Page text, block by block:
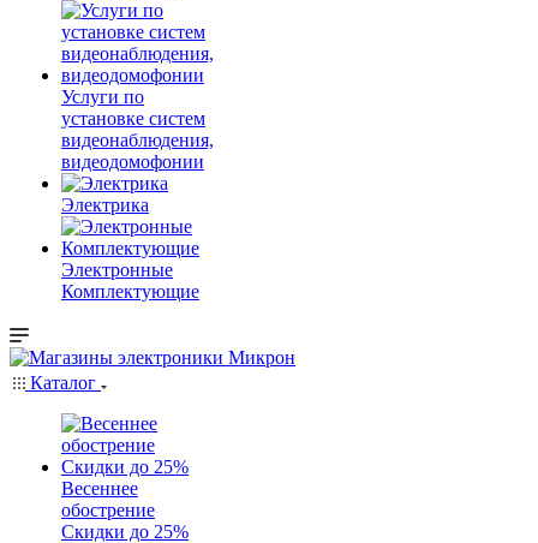
Услуги по
установке систем
видеонаблюдения,
видеодомофонии
Электрика
Электронные
Комплектующие
Каталог
Весеннее
обострение
Скидки до 25%